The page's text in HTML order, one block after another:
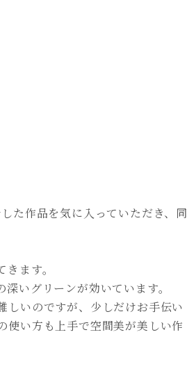
た作品を気に入っていただき、同
ます。
いグリーンが効いています。
しいのですが、少しだけお手伝い
使い方も上手で空間美が美しい作